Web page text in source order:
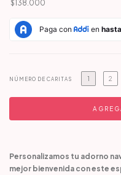
$138.000
NÚMERO DE CARITAS 1 2
Personalizamos tu adorno
mejor bienvenida con este